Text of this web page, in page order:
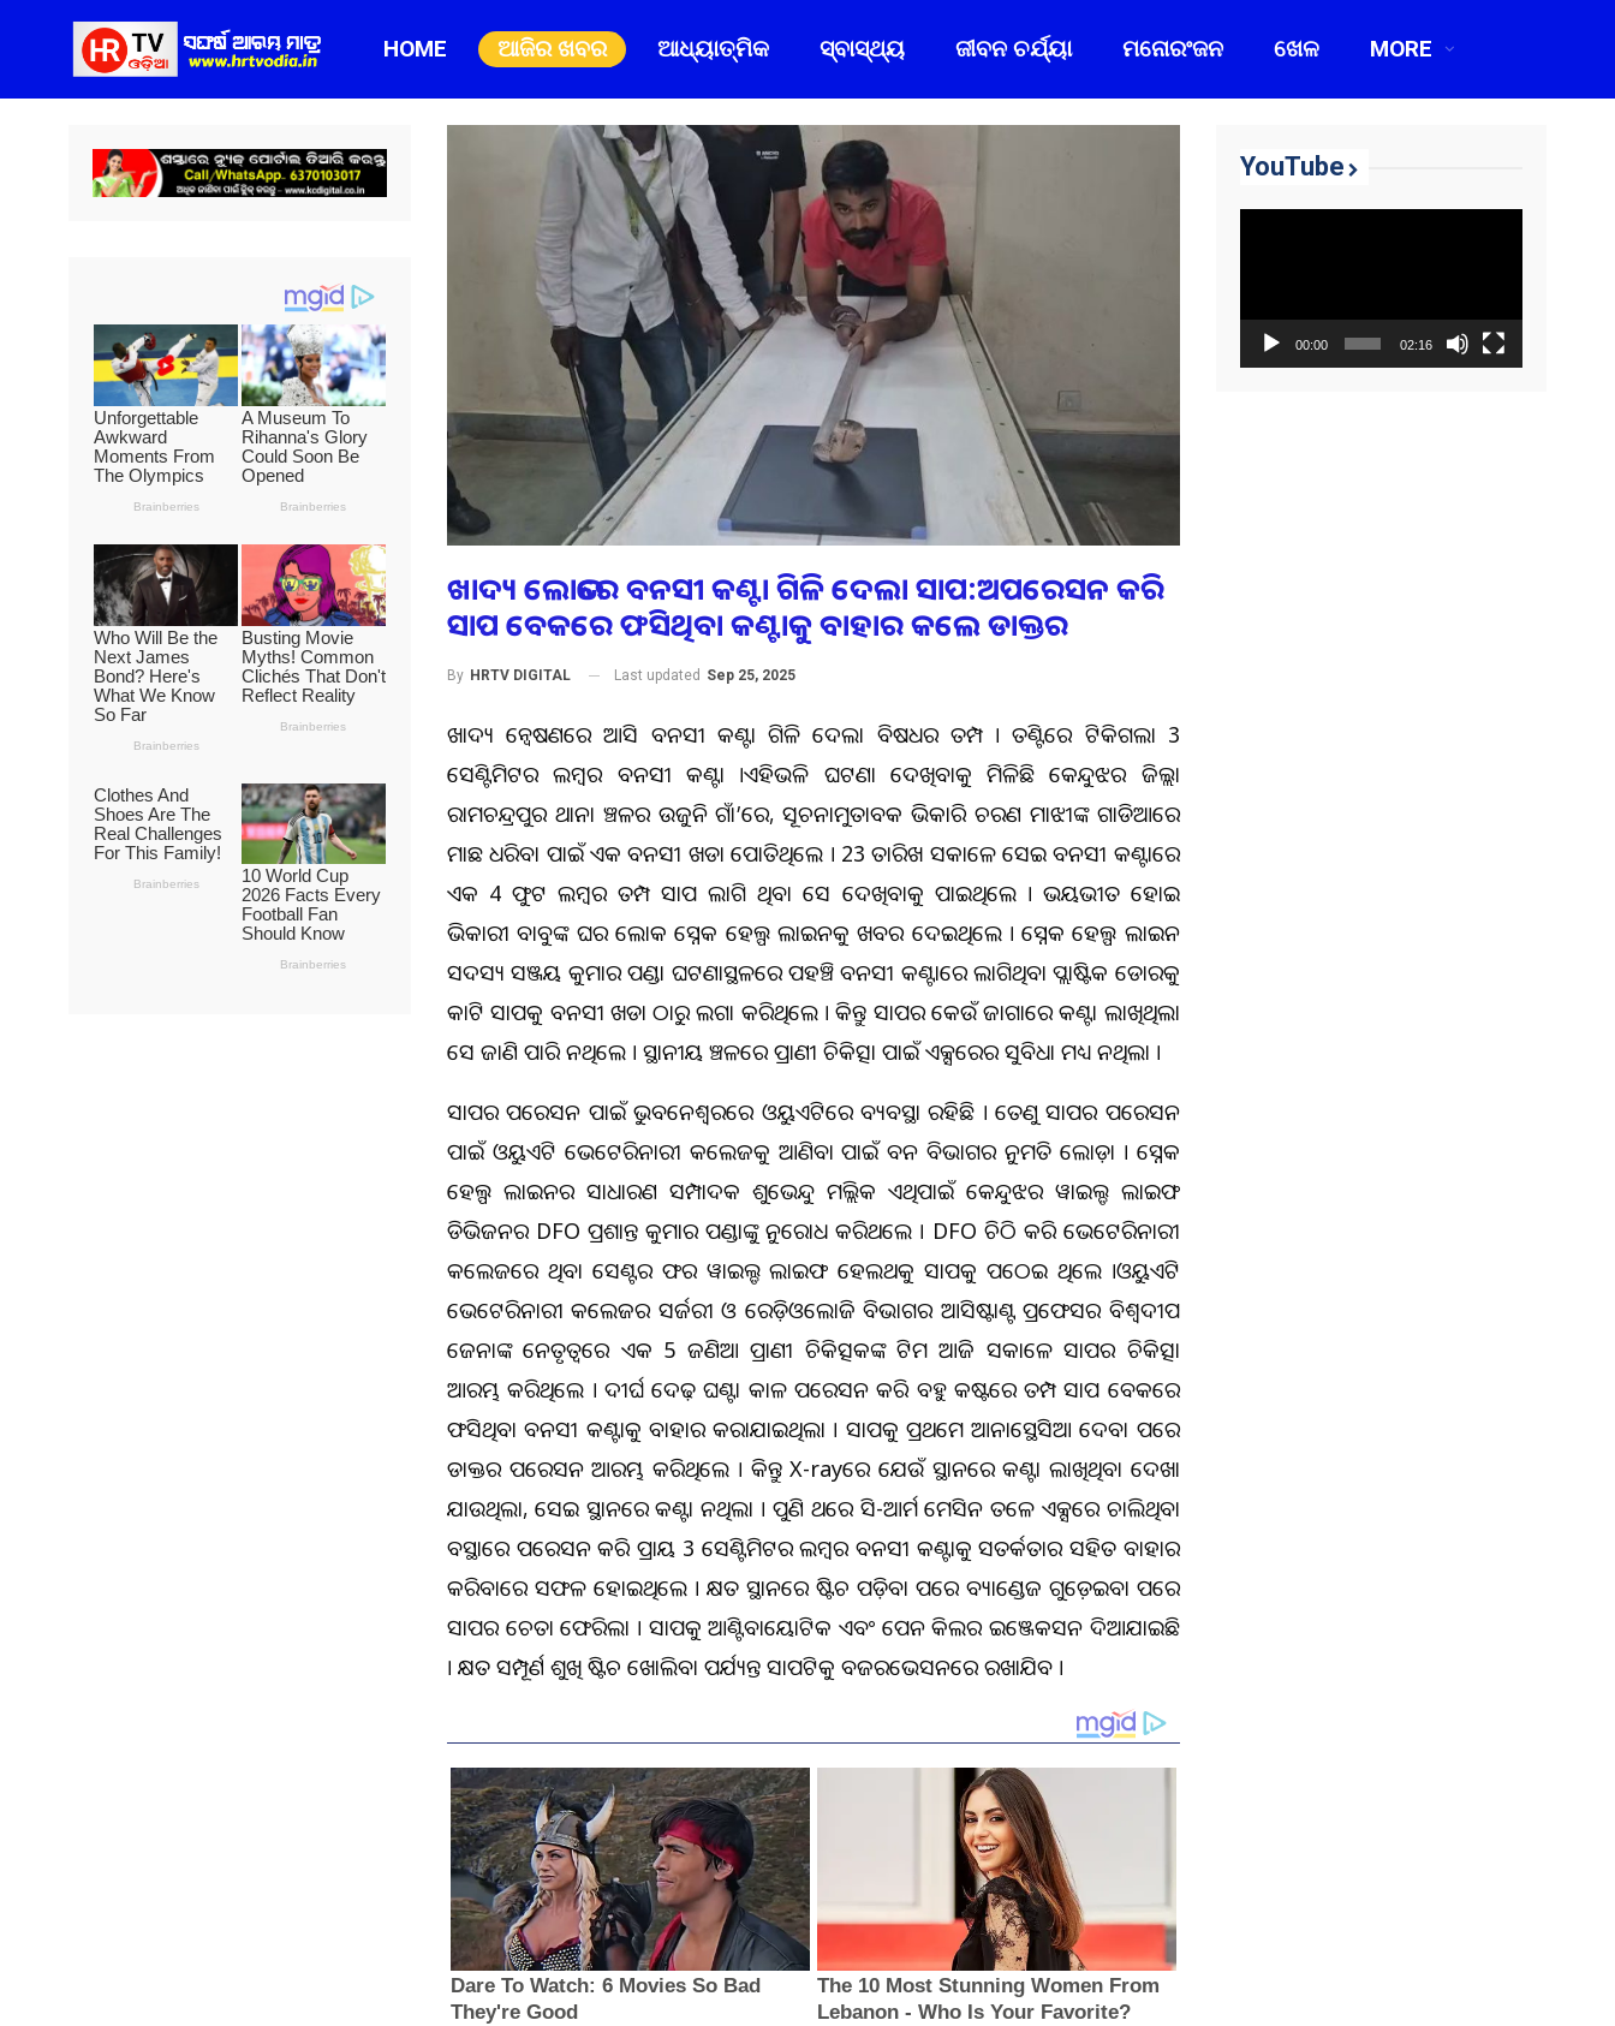
HOME ଆଜିର ଖବର ଆଧ୍ୟାତ୍ମିକ ସ୍ବାସ୍ଥ୍ୟ ଜୀବନ ଚର୍ଯ୍ୟା ମନୋରଂଜନ ଖେଳ MORE
ଖାଦ୍ୟ ଲୋଭରେ ବନସୀ କଣ୍ଟା ଗିଳି ଦେଲା ସାପ:ଅପରେସନ କରି
ସାପ ବେକରେ ଫସିଥିବା କଣ୍ଟାକୁ ବାହାର କଲେ ଡାକ୍ତର
By HRTV DIGITAL Last updated Sep 25, 2025
ଖାଦ୍ୟ ଅନ୍ୱେଷଣରେ ଆସି ବନସୀ କଣ୍ଟା ଗିଳି ଦେଲା ବିଷଧର ତମ୍ପ । ତଣ୍ଟିରେ ଅଟିକିଗଲା 3
ସେଣ୍ଟିମିଟର ଲମ୍ବର ବନସୀ କଣ୍ଟା ।ଏହିଭଳି ଘଟଣା ଦେଖିବାକୁ ମିଳିଛି କେନ୍ଦୁଝର ଜିଲ୍ଲା
ରାମଚନ୍ଦ୍ରପୁର ଥାନା ଅଞ୍ଚଳର ଉଜୁନି ଗାଁ’ରେ, ସୂଚନାମୁତାବକ ଭିକାରି ଚରଣ ମାଝୀଙ୍କ ଗାଡିଆରେ
ମାଛ ଧରିବା ପାଇଁ ଏକ ବନସୀ ଖଡା ପୋତିଥିଲେ । 23 ତାରିଖ ସକାଳେ ସେଇ ବନସୀ କଣ୍ଟାରେ
ଏକ 4 ଫୁଟ ଲମ୍ବର ତମ୍ପ ସାପ ଲାଗି ଥିବା ସେ ଦେଖିବାକୁ ପାଇଥିଲେ । ଭୟଭୀତ ହୋଇ
ଭିକାରୀ ବାବୁଙ୍କ ଘର ଲୋକ ସ୍ନେକ ହେଲ୍ପ ଲାଇନକୁ ଖବର ଦେଇଥିଲେ । ସ୍ନେକ ହେଲ୍ପ ଲାଇନ
ସଦସ୍ୟ ସଞ୍ଜୟ କୁମାର ପଣ୍ଡା ଘଟଣାସ୍ଥଳରେ ପହଞ୍ଚି ବନସୀ କଣ୍ଟାରେ ଲାଗିଥିବା ପ୍ଲାଷ୍ଟିକ ଡୋରକୁ
କାଟି ସାପକୁ ବନସୀ ଖଡା ଠାରୁ ଅଲଗା କରିଥିଲେ । କିନ୍ତୁ ସାପର କେଉଁ ଜାଗାରେ କଣ୍ଟା ଲାଖିଥିଲା
ସେ ଜାଣି ପାରି ନଥିଲେ । ସ୍ଥାନୀୟ ଅଞ୍ଚଳରେ ପ୍ରାଣୀ ଚିକିତ୍ସା ପାଇଁ ଏକ୍ସରେର ସୁବିଧା ମଧ୍ୟ ନଥିଲା ।
ସାପର ଅପରେସନ ପାଇଁ ଭୁବନେଶ୍ଵରରେ ଓୟୁଏଟିରେ ବ୍ୟବସ୍ଥା ରହିଛି । ତେଣୁ ସାପର ଅପରେସନ
ପାଇଁ ଓୟୁଏଟି ଭେଟେରିନାରୀ କଲେଜକୁ ଆଣିବା ପାଇଁ ବନ ବିଭାଗର ଅନୁମତି ଲୋଡ଼ା । ସ୍ନେକ
ହେଲ୍ପ ଲାଇନର ସାଧାରଣ ସମ୍ପାଦକ ଶୁଭେନ୍ଦୁ ମଲ୍ଲିକ ଏଥିପାଇଁ କେନ୍ଦୁଝର ୱାଇଲ୍ଡ ଲାଇଫ
ଡିଭିଜନର DFO ପ୍ରଶାନ୍ତ କୁମାର ପଣ୍ଡାଙ୍କୁ ଅନୁରୋଧ କରିଥଲେ । DFO ଚିଠି କରି ଭେଟେରିନାରୀ
କଲେଜରେ ଥିବା ସେଣ୍ଟର ଫର ୱାଇଲ୍ଡ ଲାଇଫ ହେଲଥକୁ ସାପକୁ ପଠେଇ ଥିଲେ ।ଓୟୁଏଟି
ଭେଟେରିନାରୀ କଲେଜର ସର୍ଜରୀ ଓ ରେଡ଼ିଓଲୋଜି ବିଭାଗର ଆସିଷ୍ଟାଣ୍ଟ ପ୍ରଫେସର ବିଶ୍ଵଦୀପ
ଜେନାଙ୍କ ନେତୃତ୍ୱରେ ଏକ 5 ଜଣିଆ ପ୍ରାଣୀ ଚିକିତ୍ସକଙ୍କ ଟିମ ଆଜି ସକାଳେ ସାପର ଚିକିତ୍ସା
ଆରମ୍ଭ କରିଥିଲେ । ଦୀର୍ଘ ଦେଢ଼ ଘଣ୍ଟା କାଳ ଅପରେସନ କରି ବହୁ କଷ୍ଟରେ ତମ୍ପ ସାପ ବେକରେ
ଫସିଥିବା ବନସୀ କଣ୍ଟାକୁ ବାହାର କରାଯାଇଥିଲା । ସାପକୁ ପ୍ରଥମେ ଆନାସ୍ଥେସିଆ ଦେବା ପରେ
ଡାକ୍ତର ଅପରେସନ ଆରମ୍ଭ କରିଥିଲେ । କିନ୍ତୁ X-rayରେ ଯେଉଁ ସ୍ଥାନରେ କଣ୍ଟା ଲାଖିଥିବା ଦେଖା
ଯାଉଥିଲା, ସେଇ ସ୍ଥାନରେ କଣ୍ଟା ନଥିଲା । ପୁଣି ଥରେ ସି-ଆର୍ମ ମେସିନ ତଳେ ଏକ୍ସରେ ଚାଲିଥିବା
ଅବସ୍ଥାରେ ଅପରେସନ କରି ପ୍ରାୟ 3 ସେଣ୍ଟିମିଟର ଲମ୍ବର ବନସୀ କଣ୍ଟାକୁ ସତର୍କତାର ସହିତ ବାହାର
କରିବାରେ ସଫଳ ହୋଇଥିଲେ । କ୍ଷତ ସ୍ଥାନରେ ଷ୍ଟିଚ ପଡ଼ିବା ପରେ ବ୍ୟାଣ୍ଡେଜ ଗୁଡେ଼ଇବା ପରେ
ସାପର ଚେତା ଫେରିଲା । ସାପକୁ ଆଣ୍ଟିବାୟୋଟିକ ଏବଂ ପେନ କିଲର ଇଞ୍ଜେକସନ ଦିଆଯାଇଛି
। କ୍ଷତ ସମ୍ପୂର୍ଣ ଶୁଖି ଷ୍ଟିଚ ଖୋଲିବା ପର୍ଯ୍ୟନ୍ତ ସାପଟିକୁ ଅବଜରଭେସନରେ ରଖାଯିବ ।
YouTube
00:00 02:16